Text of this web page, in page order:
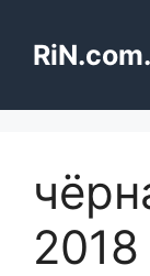
вмісту
2018